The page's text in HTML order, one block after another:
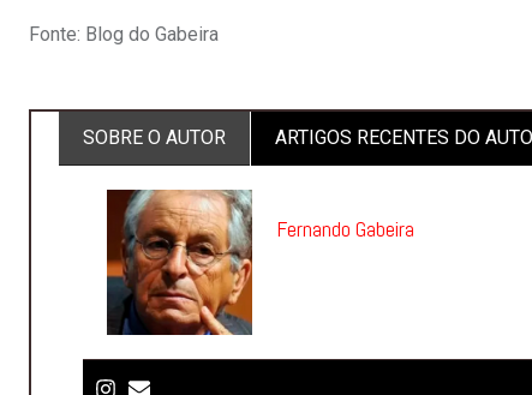
Fonte: Blog do Gabeira
SOBRE O AUTOR
ARTIGOS RECENTES DO
Fernando Gabeira